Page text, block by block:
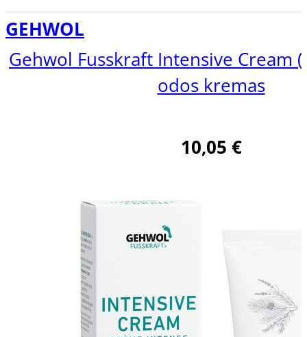
GEHWOL
Gehwol Fusskraft Intensive Cream
odos kremas
10,05 €